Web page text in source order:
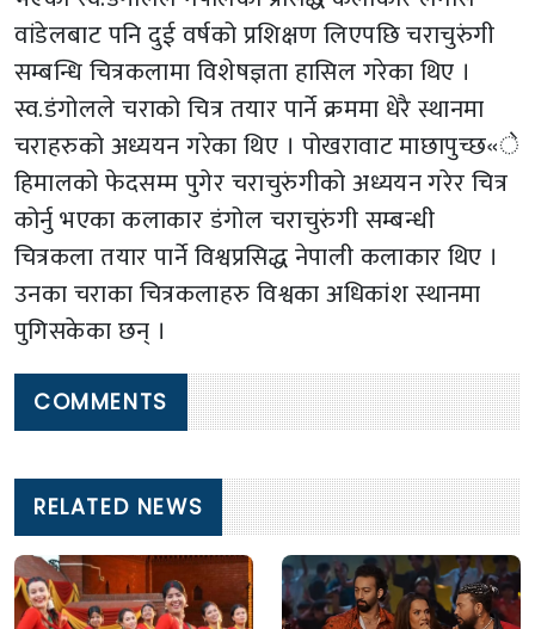
वांडेलबाट पनि दुई वर्षको प्रशिक्षण लिएपछि चराचुरुंगी
सम्बन्धि चित्रकलामा विशेषज्ञता हासिल गरेका थिए ।
स्व.डंगोलले चराको चित्र तयार पार्ने क्रममा धेरै स्थानमा
चराहरुको अध्ययन गरेका थिए । पोखरावाट माछापुच्छ«े
हिमालको फेदसम्म पुगेर चराचुरुंगीको अध्ययन गरेर चित्र
कोर्नु भएका कलाकार डंगोल चराचुरुंगी सम्बन्धी
चित्रकला तयार पार्ने विश्वप्रसिद्ध नेपाली कलाकार थिए ।
उनका चराका चित्रकलाहरु विश्वका अधिकांश स्थानमा
पुगिसकेका छन् ।
COMMENTS
RELATED NEWS